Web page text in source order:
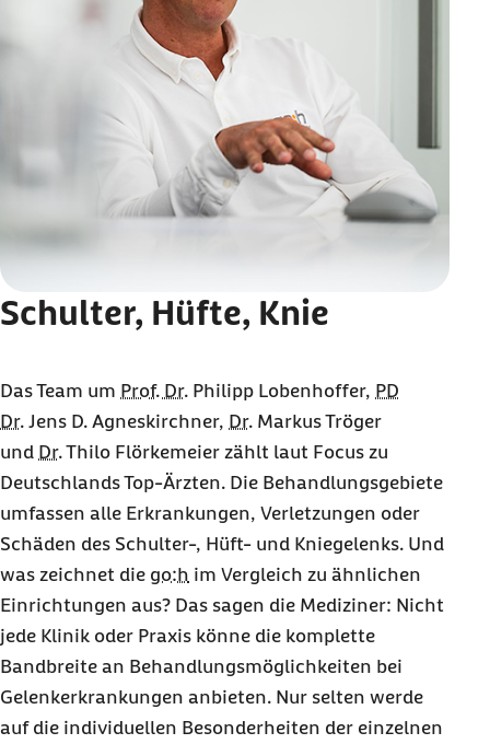
Schulter, Hüfte, Knie
Das Team um Prof. Dr. Philipp Lobenhoffer, PD
Dr. Jens D. Agneskirchner, Dr. Markus Tröger
und Dr.Thilo Flörkemeier zählt laut Focus zu
Deutschlands Top-Ärzten. Die Behandlungsgebiete
umfassen alle Erkrankungen, Verletzungen oder
Schäden des Schulter-, Hüft- und Kniegelenks. Und
was zeichnet die go:h im Vergleich zu ähnlichen
Einrichtungen aus? Das sagen die Mediziner: Nicht
jede Klinik oder Praxis könne die komplette
Bandbreite an Behandlungsmöglichkeiten bei
Gelenkerkrankungen anbieten. Nur selten werde
auf die individuellen Besonderheiten der einzelnen